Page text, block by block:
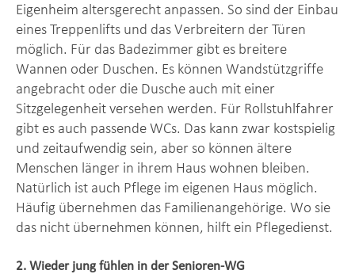
Eigenheim altersgerecht anpassen. So sind der Einbau
eines Treppenlifts und das Verbreitern der Türen
möglich. Für das Badezimmer gibt es breitere
Wannen oder Duschen. Es können Wandstützgriffe
angebracht oder die Dusche auch mit einer
Sitzgelegenheit versehen werden. Für Rollstuhlfahrer
gibt es auch passende WCs. Das kann zwar kostspielig
und zeitaufwendig sein, aber so können ältere
Menschen länger in ihrem Haus wohnen bleiben.
Natürlich ist auch Pflege im eigenen Haus möglich.
Häufig übernehmen das Familienangehörige. Wo sie
das nicht übernehmen können, hilft ein Pflegedienst.
2. Wieder jung fühlen in der Senioren-WG